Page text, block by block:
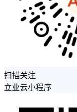
扫描关注
立业云小程序